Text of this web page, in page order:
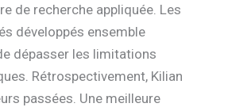
de recherche appliquée. Les
développés ensemble
dépasser les limitations
Rétrospectivement, Kilian
passées. Une meilleure